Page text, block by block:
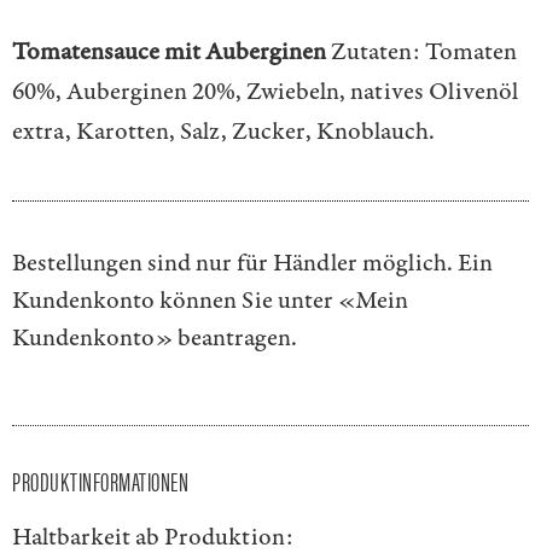
Tomatensauce mit AuberginenZutaten: Tomaten
60%, Auberginen 20%, Zwiebeln, natives Olivenöl
extra, Karotten, Salz, Zucker, Knoblauch.
Bestellungen sind nur für Händler möglich. Ein
Kundenkonto können Sie unter «Mein
Kundenkonto»beantragen.
PRODUKTINFORMATIONEN
Haltbarkeit ab Produktion: